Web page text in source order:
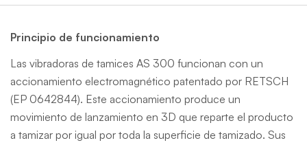
Principio de funcionamiento
Las vibradoras de tamices AS 300 funcionan con un
accionamiento electromagnético patentado por RETSCH
(EP 0642844). Este accionamiento produce un
movimiento de lanzamiento en 3D que reparte el producto
a tamizar por igual por toda la superficie de tamizado. Sus